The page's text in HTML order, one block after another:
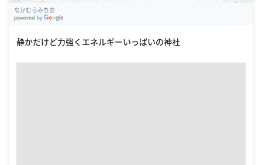
なかむらみちお
静かだけど力強くエネルギーいっぱいの神社